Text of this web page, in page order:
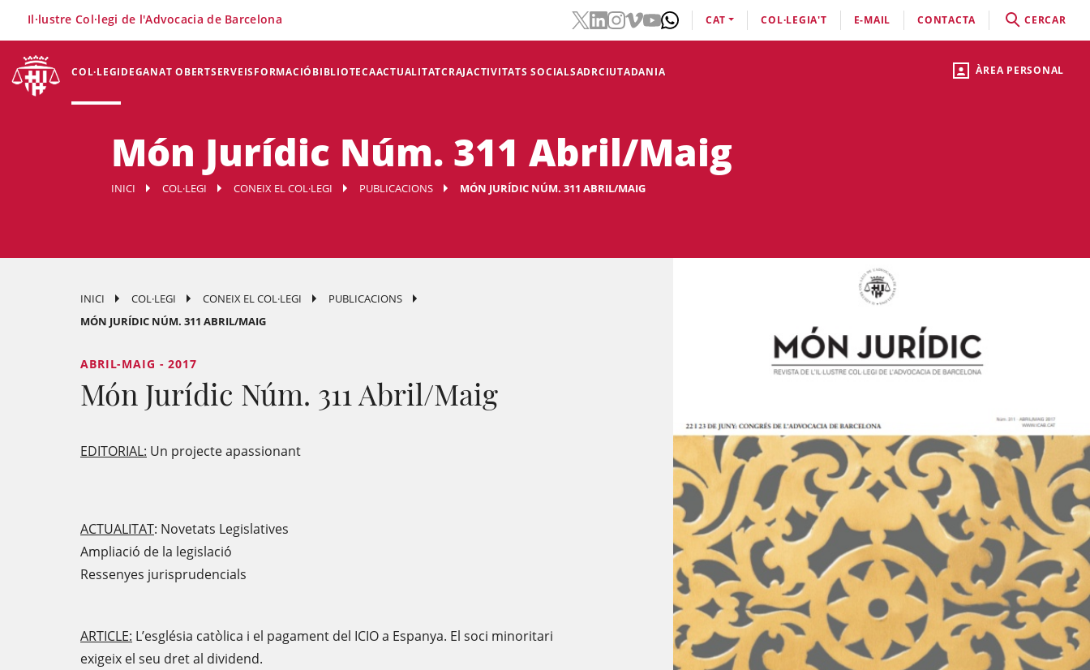
ÀREA PERSONAL
COL·LEGIDEGANAT OBERTSERVEISFORMACIÓBIBLIOTECAACTUALITATCRAJACTIVITATS SOCIALSADRCIUTADANIA
Il·lustre Col·legi de l'Advocacia de Barcelona CAT COL·LEGIA'T E-MAIL CONTACTA CERCAR
Món Jurídic Núm. 311 Abril/Maig
INICI COL·LEGI CONEIX EL COL·LEGI PUBLICACIONS MÓN JURÍDIC NÚM. 311 ABRIL/MAIG
INICI COL·LEGI CONEIX EL COL·LEGI
PUBLICACIONS
MÓN JURÍDIC NÚM. 311 ABRIL/MAIG
ABRIL-MAIG - 2017
Món Jurídic Núm. 311 Abril/Maig
EDITORIAL: Un projecte apassionant
ACTUALITAT: Novetats Legislatives
Ampliació de la legislació
Ressenyes jurisprudencials
ARTICLE: L’església catòlica i el pagament del ICIO a Espanya. El soci minoritari
exigeix el seu dret al dividend.